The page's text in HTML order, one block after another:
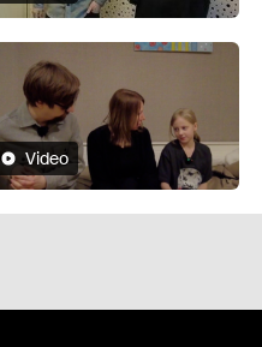
Video